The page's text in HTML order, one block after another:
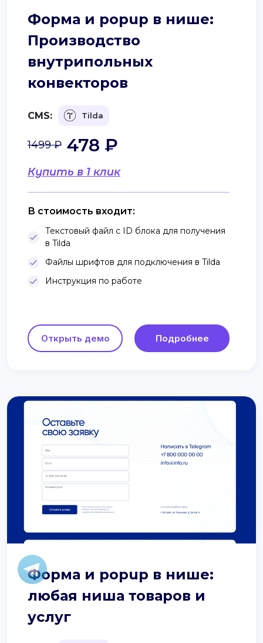
Форма и popup в нише:
Производство
внутрипольных
конвекторов
CMS: Tilda
Купить в 1 клик
1499 ₽ 478 ₽
В стоимость входит:
Текстовый файл с ID блока для получения
в Tilda
Файлы шрифтов для подключения в Tilda
Инструкция по работе
Открыть демо Подробнее
Форма и popup в нише:
любая ниша товаров и
услуг